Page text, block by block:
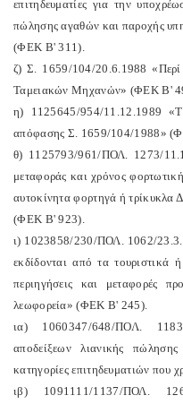
επιτηδευματίες για την
πώλησης αγαθών και παροχής
(ΦΕΚ Β' 311).
ζ) Σ. 1659/104/20.6.1988 «Περί
Ταμειακών Μηχανών» (ΦΕΚ Β'
η) 1125645/954/11.12.1989
απόφασης Σ. 1659/104/1988»
θ) 1125793/961/ΠΟΛ. 1273/
μεταφοράς και χρόνος
αυτοκίνητα φορτηγά ή τρίκυκλα
(ΦΕΚ Β' 923).
ι) 1023858/230/ΠΟΛ. 1062/
εκδίδονται από τα τουριστικά
περιηγήσεις και μεταφορές
λεωφορεία» (ΦΕΚ Β' 245).
ια) 1060347/648/ΠΟΛ.
αποδείξεων λιανικής
κατηγορίες επιτηδευματιών
ιβ) 1091111/1137/ΠΟΛ.